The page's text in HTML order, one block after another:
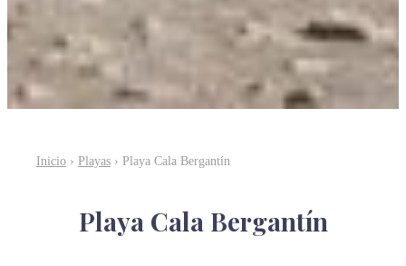
Inicio › Playas › Playa Cala Bergantín
Playa Cala Bergantín